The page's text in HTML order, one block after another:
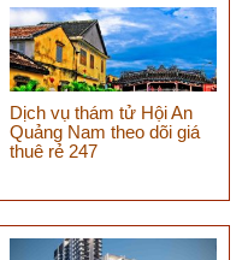
Dịch vụ thám tử Hội An
Quảng Nam theo dõi giá
thuê rẻ 247